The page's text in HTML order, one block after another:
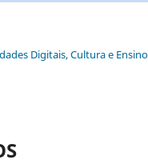
Digitais, Cultura e